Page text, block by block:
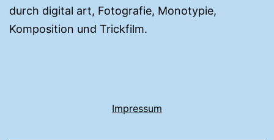
durch digital art, Fotografie, Monotypie,
Komposition und Trickfilm.
Impressum